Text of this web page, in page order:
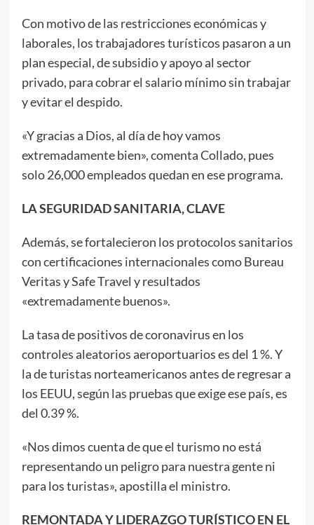
Con motivo de las restricciones económicas y
laborales, los trabajadores turísticos pasaron a un
plan especial, de subsidio y apoyo al sector
privado, para cobrar el salario mínimo sin trabajar
y evitar el despido.
«Y gracias a Dios, al día de hoy vamos
extremadamente bien», comenta Collado, pues
solo 26,000 empleados quedan en ese programa.
LA SEGURIDAD SANITARIA, CLAVE
Además, se fortalecieron los protocolos sanitarios
con certificaciones internacionales como Bureau
Veritas y Safe Travel y resultados
«extremadamente buenos».
La tasa de positivos de coronavirus en los
controles aleatorios aeroportuarios es del 1 %. Y
la de turistas norteamericanos antes de regresar a
los EEUU, según las pruebas que exige ese país, es
del 0.39 %.
«Nos dimos cuenta de que el turismo no está
representando un peligro para nuestra gente ni
para los turistas», apostilla el ministro.
REMONTADA Y LIDERAZGO TURÍSTICO EN EL